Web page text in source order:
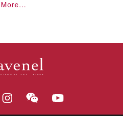
More...